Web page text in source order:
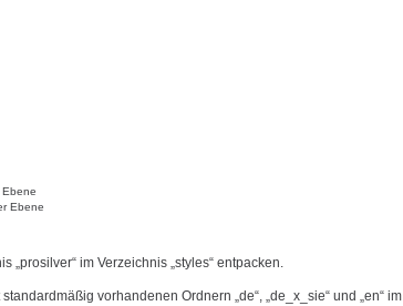
Ebene
Ebene
im Verzeichnis „styles“ entpacken.
vorhandenen Ordnern „de“, „de_x_sie“ und „en“ im